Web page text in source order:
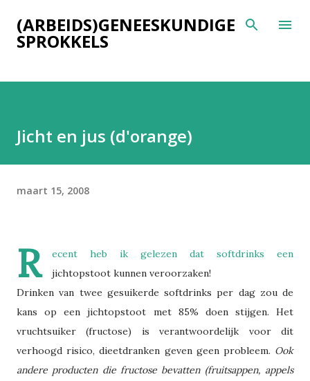
Doorgaan naar hoofdcontent
(ARBEIDS)GENEESKUNDIGE
SPROKKELS
Jicht en jus (d'orange)
maart 15, 2008
R
ecent heb ik gelezen dat softdrinks een
jichtopstoot kunnen veroorzaken!
Drinken van twee gesuikerde softdrinks per dag zou de
kans op een jichtopstoot met 85% doen stijgen. Het
vruchtsuiker (fructose) is verantwoordelijk voor dit
verhoogd risico, dieetdranken geven geen probleem. Ook
andere producten die fructose bevatten (fruitsappen, appels